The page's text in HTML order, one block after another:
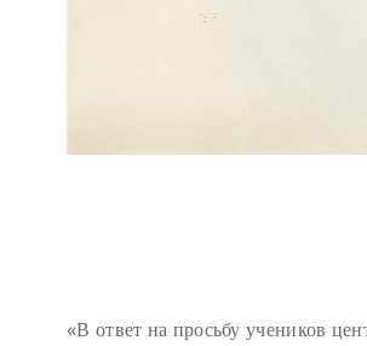
«В ответ на просьбу учеников